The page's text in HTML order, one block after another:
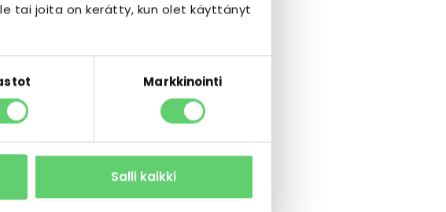
tai joita on kerätty, kun olet käyttänyt
Markkinointi
Salli kaikki